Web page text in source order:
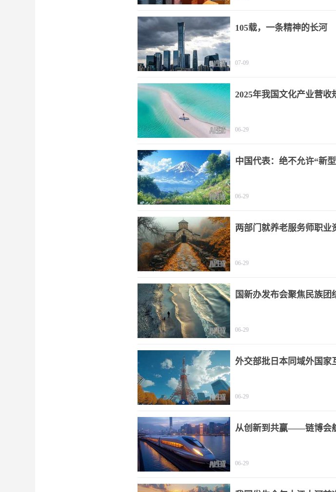
105载，一条精神的长河
07-09
2025年我国文化产业营收
06-29
中国代表：绝不允许“新
06-29
两部门就养老服务师职业
06-29
国新办发布会聚焦民族团
06-29
外交部批日本同域外国家
06-29
从创新到共赢——链博会
06-29